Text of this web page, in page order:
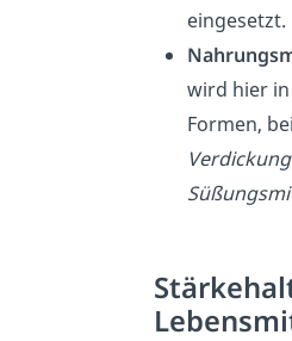
eingesetzt.
wird hier
Formen,